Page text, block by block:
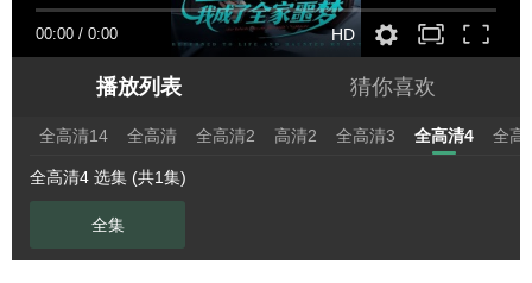
00:00 / 0:00 HD
播放列表 猜你喜欢
全高清14 全高清 全高清2 高清2 全高清3 全高清4 全高
全高清4 选集 (共1集)
全集